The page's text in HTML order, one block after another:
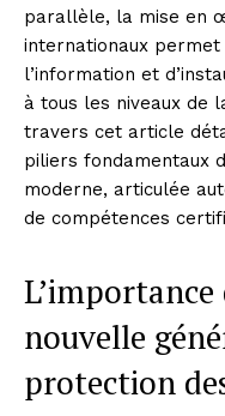
parallèle, la mise en
internationaux
l’information et
à tous les niveaux de
travers cet article
piliers fondamentaux
moderne, articulée
de compétences
nouvelle
protection